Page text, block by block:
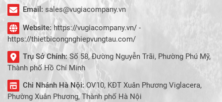
Email: sales@vugiacompany.vn
Website: https://vugiacompany.vn/ -
https://thietbicongnghiepvungtau.com/
Trụ Sở Chính: Số 58, Đường Nguyễn Trãi, Phường Phú Mỹ,
Thành phố Hồ Chí Minh
Chi Nhánh Hà Nội:OV10, KĐT Xuân Phương Viglacera,
Phường Xuân Phương, Thành phố Hà Nội